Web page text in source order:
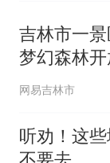
吉林市一
梦幻森林
网易吉林市
听劝！这